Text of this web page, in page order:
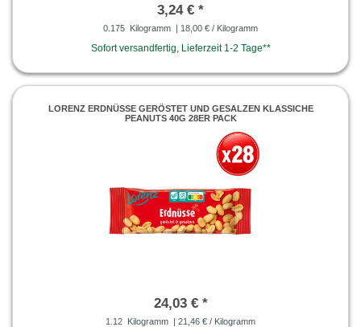
3,24 € *
0.175 Kilogramm | 18,00 € / Kilogramm
Sofort versandfertig, Lieferzeit 1-2 Tage**
LORENZ ERDNÜSSE GERÖSTET UND GESALZEN KLASSICHE
PEANUTS 40G 28ER PACK
24,03 € *
1.12 Kilogramm | 21,46 € / Kilogramm